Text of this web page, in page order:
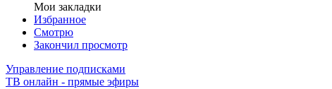
Мои закладки
Избранное
Смотрю
Закончил просмотр
Управление подписками
ТВ онлайн - прямые эфиры